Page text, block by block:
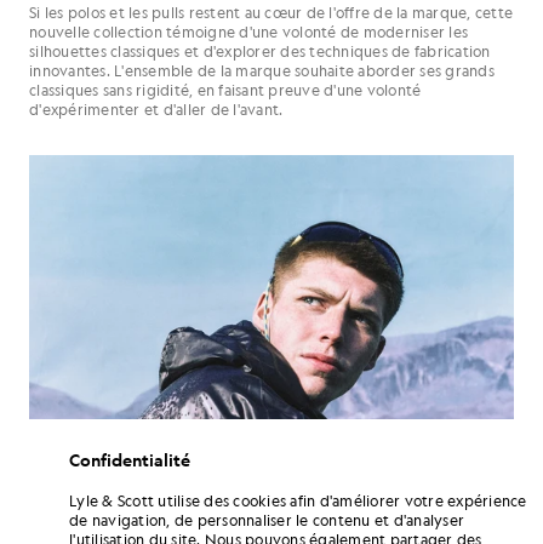
Si les polos et les pulls restent au cœur de l'offre de la marque, cette
nouvelle collection témoigne d'une volonté de moderniser les
silhouettes classiques et d'explorer des techniques de fabrication
innovantes. L'ensemble de la marque souhaite aborder ses grands
classiques sans rigidité, en faisant preuve d'une volonté
d'expérimenter et d'aller de l'avant.
Confidentialité
Lyle & Scott utilise des cookies afin d'améliorer votre expérience
de navigation, de personnaliser le contenu et d'analyser
l'utilisation du site. Nous pouvons également partager des